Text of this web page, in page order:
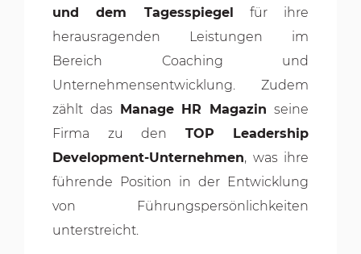
und dem Tagesspiegel für ihre
herausragenden Leistungen im
Bereich Coaching und
Unternehmensentwicklung. Zudem
zählt das Manage HR Magazin seine
Firma zu den TOP Leadership
Development-Unternehmen, was ihre
führende Position in der Entwicklung
von Führungspersönlichkeiten
unterstreicht.